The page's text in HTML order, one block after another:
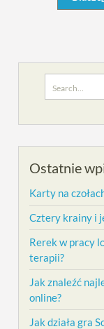
for:
Ostatnie
Karty na
Cztery krainy i
Rerek w pracy
terapii?
Jak znaleźć
online?
Jak działa gra